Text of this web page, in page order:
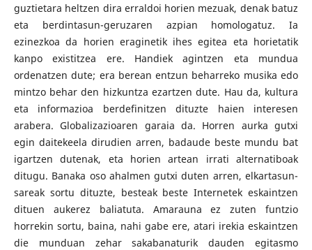
guztietara heltzen dira erraldoi horien mezuak, denak batuz
eta berdintasun-geruzaren azpian homologatuz. Ia
ezinezkoa da horien eraginetik ihes egitea eta horietatik
kanpo existitzea ere. Handiek agintzen eta mundua
ordenatzen dute; era berean entzun beharreko musika edo
mintzo behar den hizkuntza ezartzen dute. Hau da, kultura
eta informazioa berdefinitzen dituzte haien interesen
arabera. Globalizazioaren garaia da. Horren aurka gutxi
egin daitekeela dirudien arren, badaude beste mundu bat
igartzen dutenak, eta horien artean irrati alternatiboak
ditugu. Banaka oso ahalmen gutxi duten arren, elkartasun-
sareak sortu dituzte, besteak beste Internetek eskaintzen
dituen aukerez baliatuta. Amarauna ez zuten funtzio
horrekin sortu, baina, nahi gabe ere, atari irekia eskaintzen
die munduan zehar sakabanaturik dauden egitasmo